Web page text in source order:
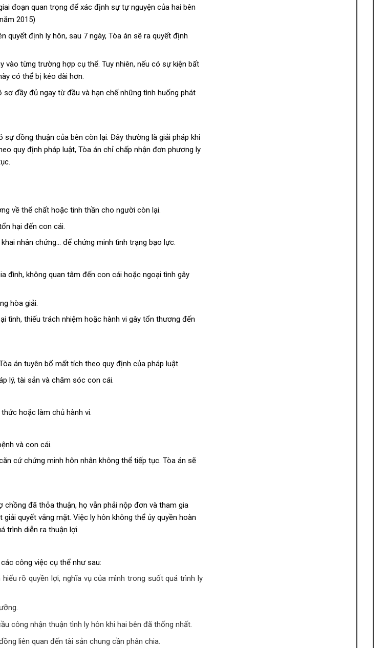
đoạn quan trọng để xác định sự tự nguyện của hai bên
2015)
quyết định ly hôn, sau 7 ngày, Tòa án sẽ ra quyết định
vào từng trường hợp cụ thể. Tuy nhiên, nếu có sự kiện bất
có thể bị kéo dài hơn.
đầy đủ ngay từ đầu và hạn chế những tình huống phát
đồng thuận của bên còn lại. Đây thường là giải pháp khi
quy định pháp luật, Tòa án chỉ chấp nhận đơn phương ly
về thể chất hoặc tinh thần cho người còn lại.
hại đến con cái.
nhân chứng… để chứng minh tình trạng bạo lực.
đình, không quan tâm đến con cái hoặc ngoại tình gây
hòa giải.
tình, thiếu trách nhiệm hoặc hành vi gây tổn thương đến
án tuyên bố mất tích theo quy định của pháp luật.
lý, tài sản và chăm sóc con cái.
hoặc làm chủ hành vi.
và con cái.
cứ chứng minh hôn nhân không thể tiếp tục. Tòa án sẽ
đã thỏa thuận, họ vẫn phải nộp đơn và tham gia
quyết vắng mặt. Việc ly hôn không thể ủy quyền hoàn
trình diễn ra thuận lợi.
công việc cụ thể như sau:
rõ quyền lợi, nghĩa vụ của mình trong suốt quá trình ly
công nhận thuận tình ly hôn khi hai bên đã thống nhất.
liên quan đến tài sản chung cần phân chia.